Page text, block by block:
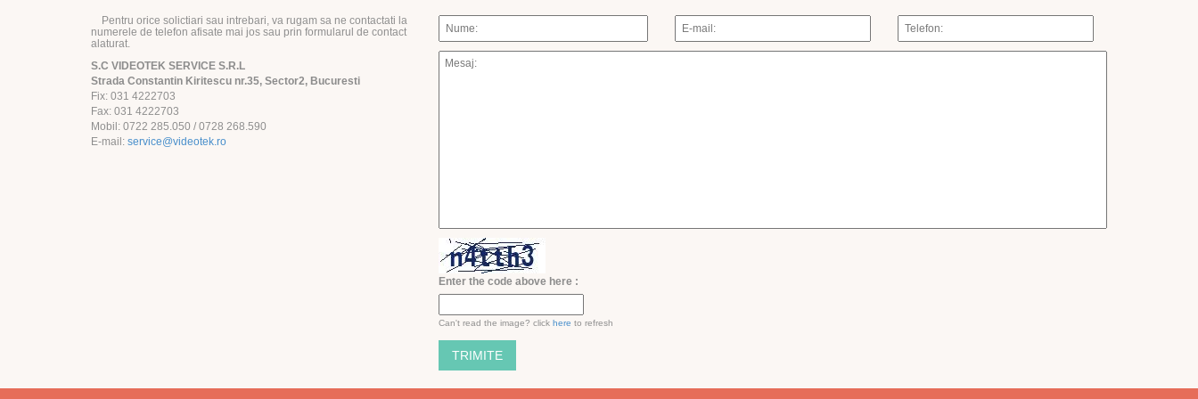
Pentru orice solictiari sau intrebari, va rugam sa ne contactati la
numerele de telefon afisate mai jos sau prin formularul de contact
alaturat.
S.C VIDEOTEK SERVICE S.R.L
Strada Constantin Kiritescu nr.35, Sector2, Bucuresti
Fix: 031 4222703
Fax: 031 4222703
Mobil: 0722 285.050 / 0728 268.590
E-mail: service@videotek.ro
Enter the code above here :
Can't read the image? click here to refresh